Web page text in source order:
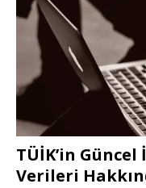
TÜİK’in
Verileri